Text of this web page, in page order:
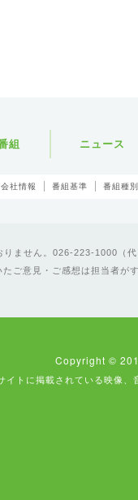
組 ニュース
会社情報 番組基準 番組種
ません。026-223-1000（
たご意見・ご感想は担当者が
Copyright ©
イトに掲載されている映像